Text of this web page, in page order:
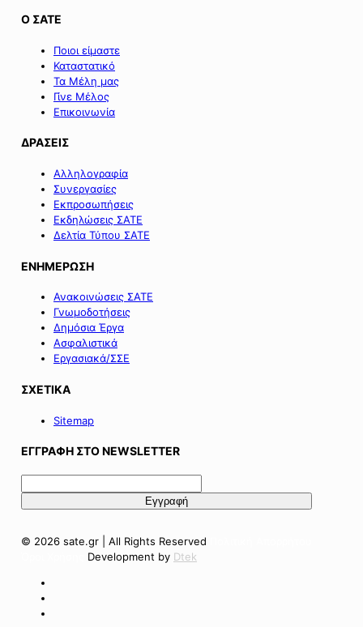
Ο ΣΑΤΕ
Ποιοι είμαστε
Καταστατικό
Τα Μέλη μας
Γίνε Μέλος
Επικοινωνία
ΔΡΑΣΕΙΣ
Αλληλογραφία
Συνεργασίες
Εκπροσωπήσεις
Εκδηλώσεις ΣΑΤΕ
Δελτία Τύπου ΣΑΤΕ
ΕΝΗΜΕΡΩΣΗ
Ανακοινώσεις ΣΑΤΕ
Γνωμοδοτήσεις
Δημόσια Έργα
Ασφαλιστικά
Εργασιακά/ΣΣΕ
ΣΧΕΤΙΚΑ
Sitemap
ΕΓΓΡΑΦΗ ΣΤΟ NEWSLETTER
© 2026 sate.gr | All Rights Reserved
Development by Dtek